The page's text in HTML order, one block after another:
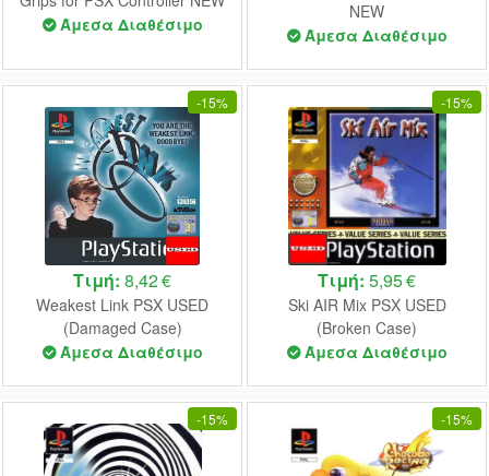
Άμεσα Διαθέσιμο
NEW
Άμεσα Διαθέσιμο
-15%
Τιμή: 8,42 €
Weakest Link PSX USED
(Damaged Case)
Άμεσα Διαθέσιμο
-15%
Τιμή: 5,95 €
Ski AIR Mix PSX USED
(Broken Case)
Άμεσα Διαθέσιμο
-15% -15%